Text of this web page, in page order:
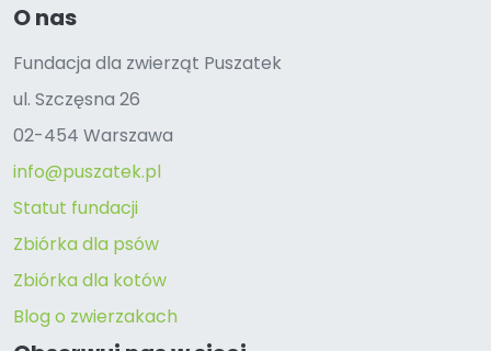
O nas
Fundacja dla zwierząt Puszatek
ul. Szczęsna 26
02-454 Warszawa
info@puszatek.pl
Statut fundacji
Zbiórka dla psów
Zbiórka dla kotów
Blog o zwierzakach